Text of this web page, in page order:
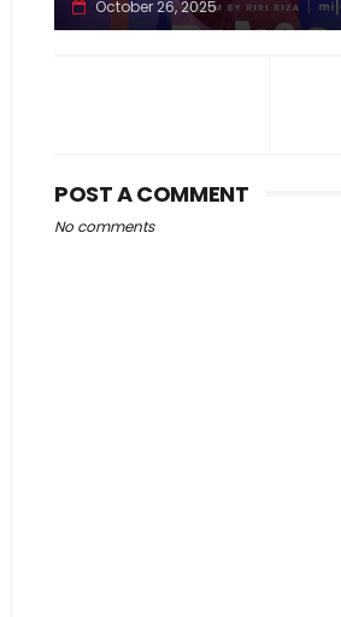
October 26, 2025
POST A COMMENT
No comments